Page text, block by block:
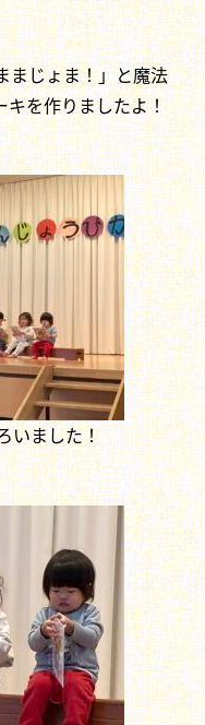
まじょま！」と魔法
キを作りましたよ！
いました！